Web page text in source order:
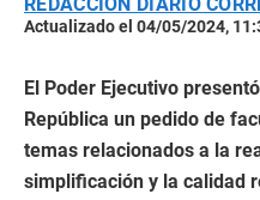
Actualizado el 04/05/2024,
El Poder Ejecutivo
República un pedido de
temas relacionados a la
simplificación y la calidad